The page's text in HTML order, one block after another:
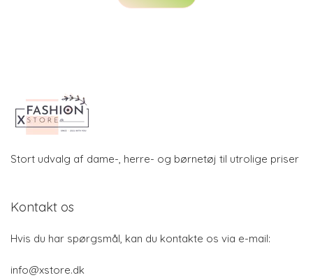
Stort udvalg af dame-, herre- og børnetøj til utrolige priser
Kontakt os
Hvis du har spørgsmål, kan du kontakte os via e-mail:
info@xstore.dk